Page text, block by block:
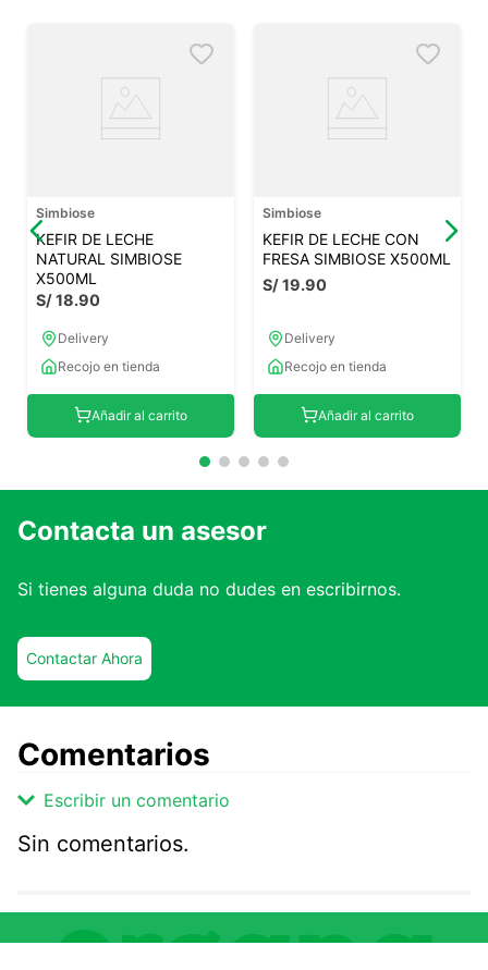
Simbiose
KEFIR DE LECHE
NATURAL SIMBIOSE
X500ML
S/18.90
Delivery
Recojo en tienda
Añadir al carrito
Simbiose
KEFIR DE LECHE CON
FRESA SIMBIOSE X500ML
S/19.90
Delivery
Recojo en tienda
Añadir al carrito
Contacta un asesor
Si tienes alguna duda no dudes en escribirnos.
Contactar Ahora
Comentarios
Escribir un comentario
Comentario
Sin comentarios.